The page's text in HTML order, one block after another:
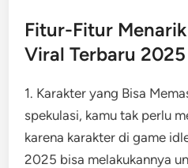
Fitur-Fitur
Viral Terbaru 2025
1. Karakter yang Bisa
spekulasi, kamu tak perlu
karena karakter di game
2025 bisa melakukannya